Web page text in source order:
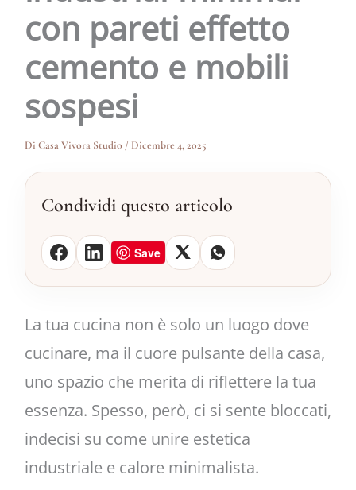
con pareti effetto
cemento e mobili
sospesi
Di Casa Vivora Studio/ Dicembre 4, 2025
Condividi questo articolo
Save
La tua cucina non è solo un luogo dove
cucinare, ma il cuore pulsante della casa,
uno spazio che merita di riflettere la tua
essenza. Spesso, però, ci si sente bloccati,
indecisi su come unire estetica
industriale e calore minimalista.